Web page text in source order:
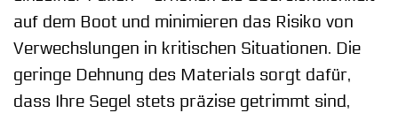
auf dem Boot und minimieren das Risiko von
Verwechslungen in kritischen Situationen. Die
geringe Dehnung des Materials sorgt dafür,
dass Ihre Segel stets präzise getrimmt sind,